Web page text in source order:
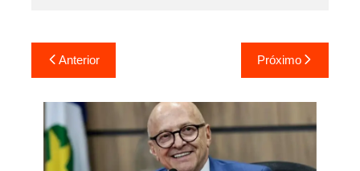
Navegação
de
Post
Anterior Próximo